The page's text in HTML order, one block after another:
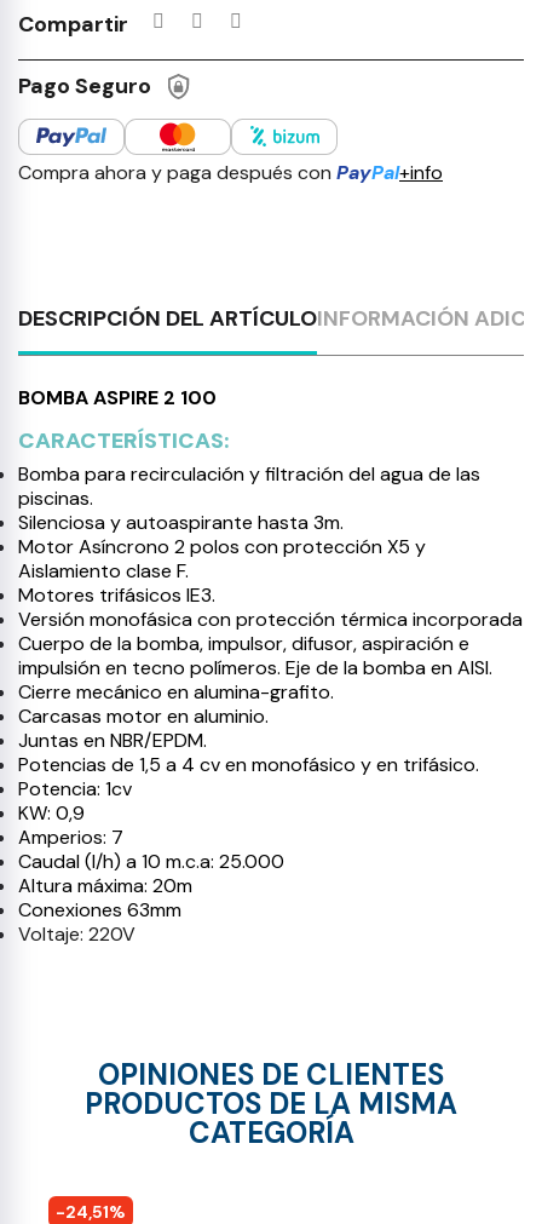
Compartir
Pago Seguro
Compra ahora y paga después con PayPal+info
DESCRIPCIÓN DEL ARTÍCULOINFORMACIÓN
BOMBA ASPIRE 2 100
CARACTERÍSTICAS:
Bomba para recirculación y filtración del agua de las
piscinas.
Silenciosa y autoaspirante hasta 3m.
Motor Asíncrono 2 polos con protección X5 y
Aislamiento clase F.
Motores trifásicos IE3.
Versión monofásica con protección térmica incorporada
Cuerpo de la bomba, impulsor, difusor, aspiración e
impulsión en tecno polímeros. Eje de la bomba en AISI.
Cierre mecánico en alumina-grafito.
Carcasas motor en aluminio.
Juntas en NBR/EPDM.
Potencias de 1,5 a 4 cv en monofásico y en trifásico.
Potencia: 1cv
KW: 0,9
Amperios: 7
Caudal (l/h) a 10 m.c.a: 25.000
Altura máxima: 20m
Conexiones 63mm
Voltaje: 220V
OPINIONES DE CLIENTES
PRODUCTOS DE LA MISMA
CATEGORÍA
-24,51%